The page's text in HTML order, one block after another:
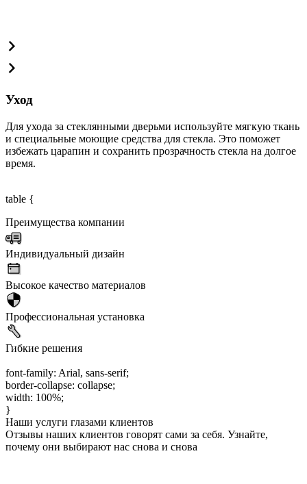
Уход
Для ухода за стеклянными дверьми используйте мягкую ткань
и специальные моющие средства для стекла. Это поможет
избежать царапин и сохранить прозрачность стекла на долгое
время.
table {
Преимущества компании
Индивидуальный дизайн
Высокое качество материалов
Профессиональная установка
Гибкие решения
font-family: Arial, sans-serif;
border-collapse: collapse;
width: 100%;
}
Наши услуги глазами клиентов
Отзывы наших клиентов говорят сами за себя. Узнайте,
почему они выбирают нас снова и снова